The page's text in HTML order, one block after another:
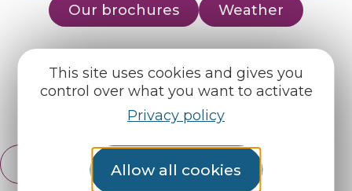
This site uses cookies and gives you
control over what you want to activate
Privacy policy
Allow all cookies
Our brochures
Weather
Find us on :
Espace pro Partners
English
Français